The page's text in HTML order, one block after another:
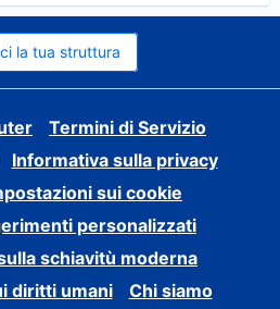
la tua struttura
Termini di Servizio
Informativa sulla privacy
sui cookie
personalizzati
schiavitù moderna
diritti umani
Chi siamo